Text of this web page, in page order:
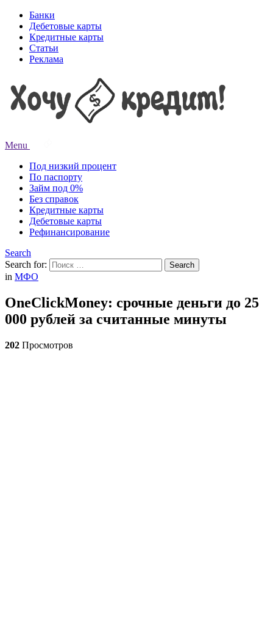
Банки
Дебетовые карты
Кредитные карты
Статьи
Реклама
Menu
Под низкий процент
По паспорту
Займ под 0%
Без справок
Кредитные карты
Дебетовые карты
Рефинансирование
Search
Search for:
Search
in МФО
OneClickMoney: срочные деньги до 25
000 рублей за считанные минуты
202 Просмотров